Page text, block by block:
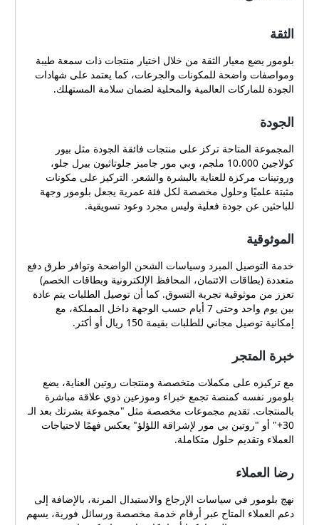
الثقة
بلومور يضع معيار الثقة من خلال اختيار منتجات ذات سمعة طيبة
ومواصفات واضحة للمكونات والجرعات، كما يعتمد على شهادات
الجودة للماركات العالمية والمحلية لضمان سلامة المستهلك.
الجودة
المجموعة المتاحة تركز على منتجات فائقة الجودة مثل بيور
كولاجين 10.000 ملجم، وبي مور جاميز جلوتاثيون بيرل جلو،
وروتينات مركزة للعناية بالبشرة والشعر. التركيز على مكونات
مثبتة علميًا وحلول مخصصة لكل فئة عمرية يجعل بلومور وجهة
للباحثين عن جودة فعلية وليس مجرد وعود تسويقية.
الموثوقية
خدمة التوصيل المبرد وسياسات الشحن الواضحة وتوافر طرق دفع
متعددة (بطاقات الائتمان، المحافظ الإلكترونية وبطاقات الخصم)
تعزز من موثوقية تجربة التسوق. كما أن توصيل الطلبات يتم عادة
بين يوم واحد وحتى 7 أيام حسب الوجهة داخل المملكة، مع
إمكانية توصيل مجاني للطلبات بقيمة 150 ريال أو أكثر.
خبرة المتجر
مع تركيزه على مكملات متخصصة ومنتجات روتين العناية، يضع
بلومور نفسه كمنصة تجمع خبراء وموزعين ذوي علاقة مباشرة
بالمنتجات. تقديم مجموعات مخصصة مثل "مجموعة بشرتك بعد الـ
30+" أو "روتين بي مور لإشراقة اللؤلؤ" يعكس فهمًا لاحتياجات
العملاء وتقديم حلول متكاملة.
رضا العملاء
نهج بلومور في سياسات الإرجاع والاستبدال المرنة، بالإضافة إلى
دعم العملاء المتاح عبر أرقام خدمة مخصصة ورسائل فورية، يسهم